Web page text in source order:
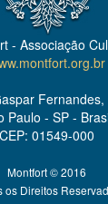
- Associação
Fernandes,
Paulo - SP -
CEP: 01549-000
Montfort © 2016
os Direitos